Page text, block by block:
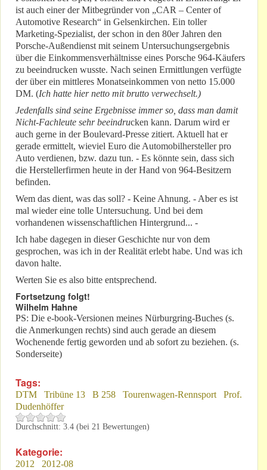
ist auch einer der Mitbegründer von „CAR – Center of
Automotive Research“ in Gelsenkirchen. Ein toller
Marketing-Spezialist, der schon in den 80er Jahren den
Porsche-Außendienst mit seinem Untersuchungsergebnis
über die Einkommensverhältnisse eines Porsche 964-Käufers
zu beeindrucken wusste. Nach seinen Ermittlungen verfügte
der über ein mittleres Monatseinkommen von netto 15.000
DM. (Ich hatte hier netto mit brutto verwechselt.)
Jedenfalls sind seine Ergebnisse immer so, dass man damit
Nicht-Fachleute sehrbeeindrucken kann. Darum wird er
auch gerne in der Boulevard-Presse zitiert. Aktuell hat er
gerade ermittelt, wieviel Euro die Automobilhersteller pro
Auto verdienen, bzw. dazu tun. - Es könnte sein, dass sich
die Herstellerfirmen heute in der Hand von 964-Besitzern
befinden.
Wem das dient, was das soll? - Keine Ahnung. - Aber es ist
mal wieder eine tolle Untersuchung. Und bei dem
vorhandenen wissenschaftlichen Hintergrund... -
Ich habe dagegen in dieser Geschichte nur von dem
gesprochen, was ich in der Realität erlebt habe. Und was ich
davon halte.
Werten Sie es also bitte entsprechend.
Fortsetzung folgt!
Wilhelm Hahne
PS: Die e-book-Versionen meines Nürburgring-Buches (s.
die Anmerkungen rechts) sind auch gerade an diesem
Wochenende fertig geworden und ab sofort zu beziehen. (s.
Sonderseite)
Tags:
DTM Tribüne 13 B 258 Tourenwagen-Rennsport
Prof.
Dudenhöffer
Durchschnitt: 3.4 (bei 21 Bewertungen)
Kategorie:
2012
2012-08